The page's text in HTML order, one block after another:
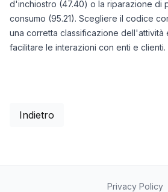
d'inchiostro (47.40) o la riparazione di
consumo (95.21). Scegliere il codice
una corretta classificazione dell'attività
facilitare le interazioni con enti e clienti.
Indietro
Privacy Policy